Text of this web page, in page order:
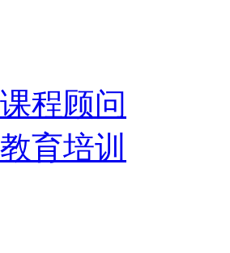
程顾问
育培训